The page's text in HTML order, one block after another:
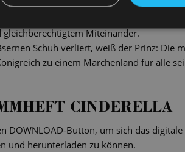
die Utopie vom rettenden
Miteinander.
Schuh verliert, weiß der Prinz: Die
zu einem Märchenland für alle
CINDERELLA
DOWNLOAD-Button, um sich das
und herunterladen zu können.